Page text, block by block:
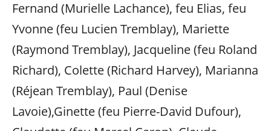
Fernand (Murielle Lachance), feu Elias, feu
Yvonne (feu Lucien Tremblay), Mariette
(Raymond Tremblay), Jacqueline (feu Roland
Richard), Colette (Richard Harvey), Marianna
(Réjean Tremblay), Paul (Denise
Lavoie),Ginette (feu Pierre-David Dufour),